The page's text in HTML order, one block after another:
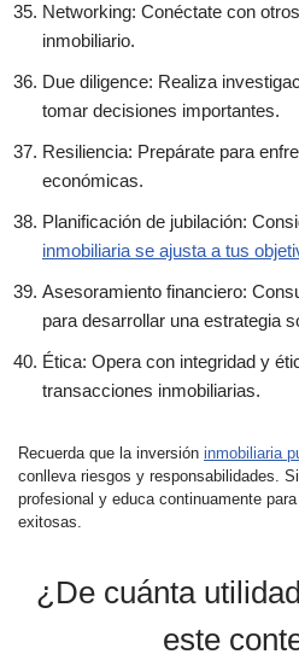
Networking: Conéctate con
inmobiliario.
Due diligence: Realiza
tomar decisiones importantes.
Resiliencia: Prepárate para
económicas.
Planificación de jubilación:
inmobiliaria se ajusta a tus
Asesoramiento financiero:
para desarrollar una estrategia
Ética: Opera con integridad y
transacciones inmobiliarias.
Recuerda que la inversión inmobiliaria
conlleva riesgos y responsabilidades.
profesional y educa continuamente
exitosas.
¿De cuánta
este